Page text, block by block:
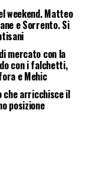
weekend. Matteo
e Sorrento. Si
mercato con la
con i falchetti,
e Mehic
che arricchisce il
posizione